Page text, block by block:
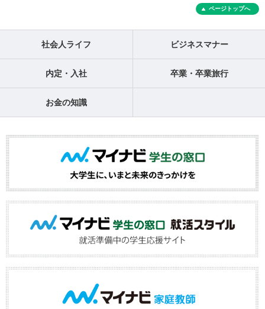
ページトップへ
社会人ライフ ビジネスマナー
内定・入社 卒業・卒業旅行
お金の知識